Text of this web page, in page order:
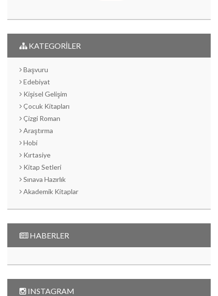
KATEGORİLER
Başvuru
Edebiyat
Kişisel Gelişim
Çocuk Kitapları
Çizgi Roman
Araştırma
Hobi
Kırtasiye
Kitap Setleri
Sınava Hazırlık
Akademik Kitaplar
HABERLER
INSTAGRAM